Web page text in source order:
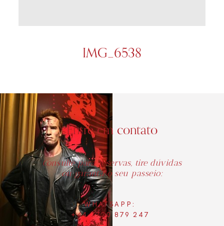
IMG_6538
Entre em contato
Consulte para reservas, tire dúvidas
ou garanta o seu passeio:
WHATSAPP:
+44 7720 879 247